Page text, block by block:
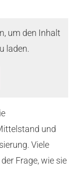
um den Inhalt
laden.
und
Viele
Frage, wie sie